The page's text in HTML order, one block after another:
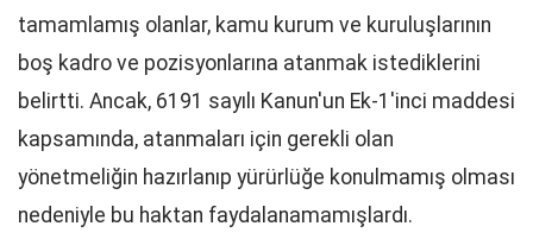
tamamlamış olanlar, kamu kurum ve kuruluşlarının
boş kadro ve pozisyonlarına atanmak istediklerini
belirtti. Ancak, 6191 sayılı Kanun'un Ek-1'inci maddesi
kapsamında, atanmaları için gerekli olan
yönetmeliğin hazırlanıp yürürlüğe konulmamış olması
nedeniyle bu haktan faydalanamamışlardı.